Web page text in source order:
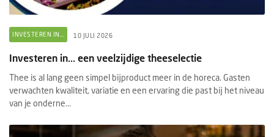
INVESTEREN IN... 10 JULI 2026
Investeren in... een veelzijdige theeselectie
Thee is al lang geen simpel bijproduct meer in de horeca. Gasten
verwachten kwaliteit, variatie en een ervaring die past bij het niveau
van je onderne...